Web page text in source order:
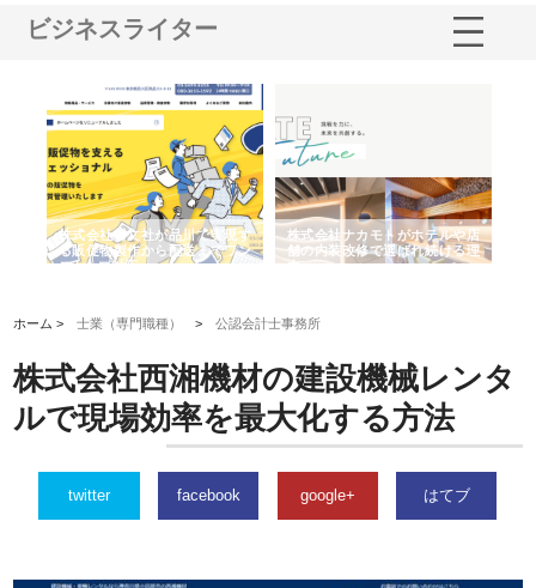
ビジネスライター
株式会社耕文社が品川で実現す
る販促物製作から配送までワン
ストップ対応
株式会社ナカモトがホテルや店
舗の内装改修で選ばれ続ける理
由
ホーム >士業（専門職種） >公認会計士事務所
株式会社西湘機材の建設機械レンタ
ルで現場効率を最大化する方法
twitter facebook google+ はてブ